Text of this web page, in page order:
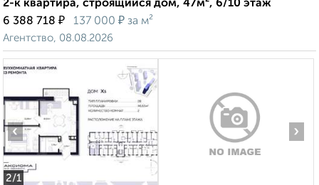
2-к квартира, строящийся дом, 47м², 6/10 этаж
6 388 718 ₽ 137 000 ₽ за м²
Агентство, 08.08.2026
2/1
‹ ›